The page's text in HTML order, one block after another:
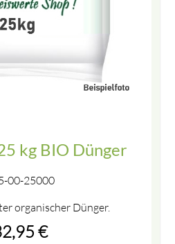
kg BIO Dünger
00-25000
organischer Dünger.
€